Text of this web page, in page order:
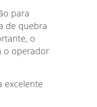
para
de quebra
o
o operador
excelente